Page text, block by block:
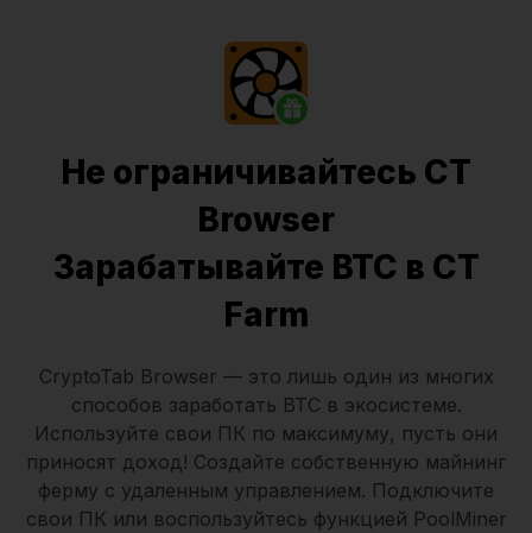
Не ограничивайтесь CT
Browser
Зарабатывайте BTC в CT
Farm
CryptoTab Browser — это лишь один из многих
способов заработать BTC в экосистеме.
Используйте свои ПК по максимуму, пусть они
приносят доход! Создайте собственную майнинг
ферму с удаленным управлением. Подключите
свои ПК или воспользуйтесь функцией PoolMiner